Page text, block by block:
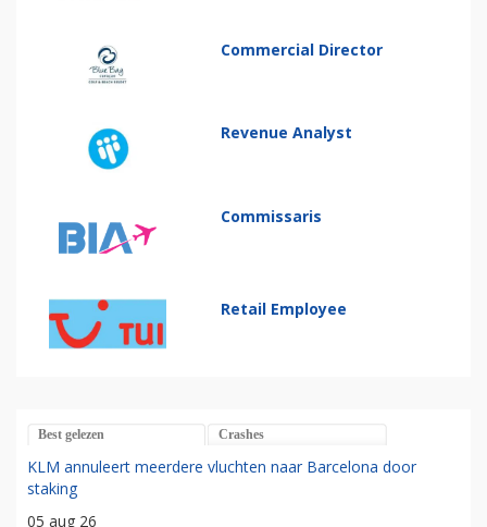
Commercial Director
Revenue Analyst
Commissaris
Retail Employee
Best gelezen Crashes
KLM annuleert meerdere vluchten naar Barcelona door
staking
05 aug 26